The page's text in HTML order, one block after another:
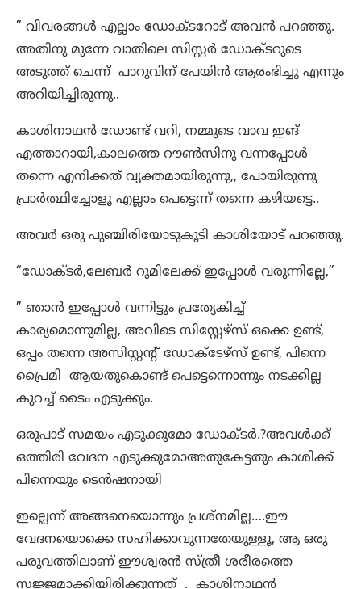
” വിവരങ്ങൾ എല്ലാം ഡോക്ടറോട് അവൻ പറഞ്ഞു.
അതിനു മുന്നേ വാതിലെ സിസ്റ്റർ ഡോക്ടറുടെ
അടുത്ത് ചെന്ന് പാറുവിന് പേയിൻ ആരംഭിച്ചു എന്നും
അറിയിച്ചിരുന്നു..
കാശിനാഥൻ ഡോണ്ട് വറി, നമ്മുടെ വാവ ഇങ്
എത്താറായി,കാലത്തെ റൗൺസിനു വന്നപ്പോൾ
തന്നെ എനിക്കത് വ്യക്തമായിരുന്നു,, പോയിരുന്നു
പ്രാർത്ഥിച്ചോളൂ എല്ലാം പെട്ടെന്ന് തന്നെ കഴിയട്ടെ..
അവർ ഒരു പുഞ്ചിരിയോടുകൂടി കാശിയോട് പറഞ്ഞു.
“ഡോക്ടർ,ലേബർ റൂമിലേക്ക് ഇപ്പോൾ വരുന്നില്ലേ,”
” ഞാൻ ഇപ്പോൾ വന്നിട്ടും പ്രത്യേകിച്ച്
കാര്യമൊന്നുമില്ല, അവിടെ സിസ്റ്റേഴ്സ് ഒക്കെ ഉണ്ട്,
ഒപ്പം തന്നെ അസിസ്റ്റന്റ് ഡോക്ടേഴ്സ് ഉണ്ട്, പിന്നെ
പ്രൈമി ആയതുകൊണ്ട് പെട്ടെന്നൊന്നും നടക്കില്ല
കുറച്ച് ടൈം എടുക്കും.
ഒരുപാട് സമയം എടുക്കുമോ ഡോക്ടർ.?അവൾക്ക്
ഒത്തിരി വേദന എടുക്കുമോഅതുകേട്ടതും കാശിക്ക്
പിന്നെയും ടെൻഷനായി
ഇല്ലെന്ന് അങ്ങനെയൊന്നും പ്രശ്നമില്ല….ഈ
വേദനയൊക്കെ സഹിക്കാവുന്നതേയുള്ളൂ, ആ ഒരു
പരുവത്തിലാണ് ഈശ്വരൻ സ്ത്രീ ശരീരത്തെ
സജ്ജമാക്കിയിരിക്കുന്നത് . കാശിനാഥൻ